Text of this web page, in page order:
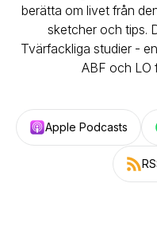
berätta om livet från
sketcher och tips.
Tvärfackliga studier -
ABF och LO
Apple Podcasts